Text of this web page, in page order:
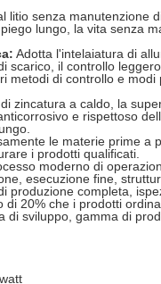
litio senza manutenzione
lungo, la vita senza
Adotta l'intelaiatura di
scarico, il controllo
metodi di controllo e
zincatura a caldo, la
e rispettoso
le materie prime a
i prodotti qualificati.
moderno di
esecuzione fine,
produzione completa,
di 20% che i prodotti
di sviluppo, gamma di